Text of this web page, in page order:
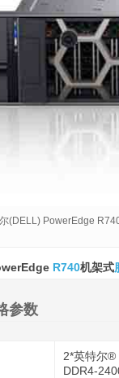
(DELL) PowerEdge
R740机架式
参数
2*英特尔®
DDR4-